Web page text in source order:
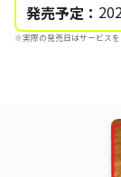
発売予定：
※実際の発売日はサービスを